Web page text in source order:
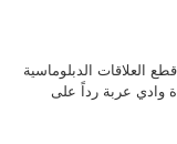
العلاقات الدبلوماسية
وادي عربة رداً على